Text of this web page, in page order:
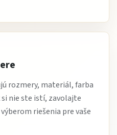
rozmery, materiál, farba
nie ste istí, zavolajte
riešenia pre vaše